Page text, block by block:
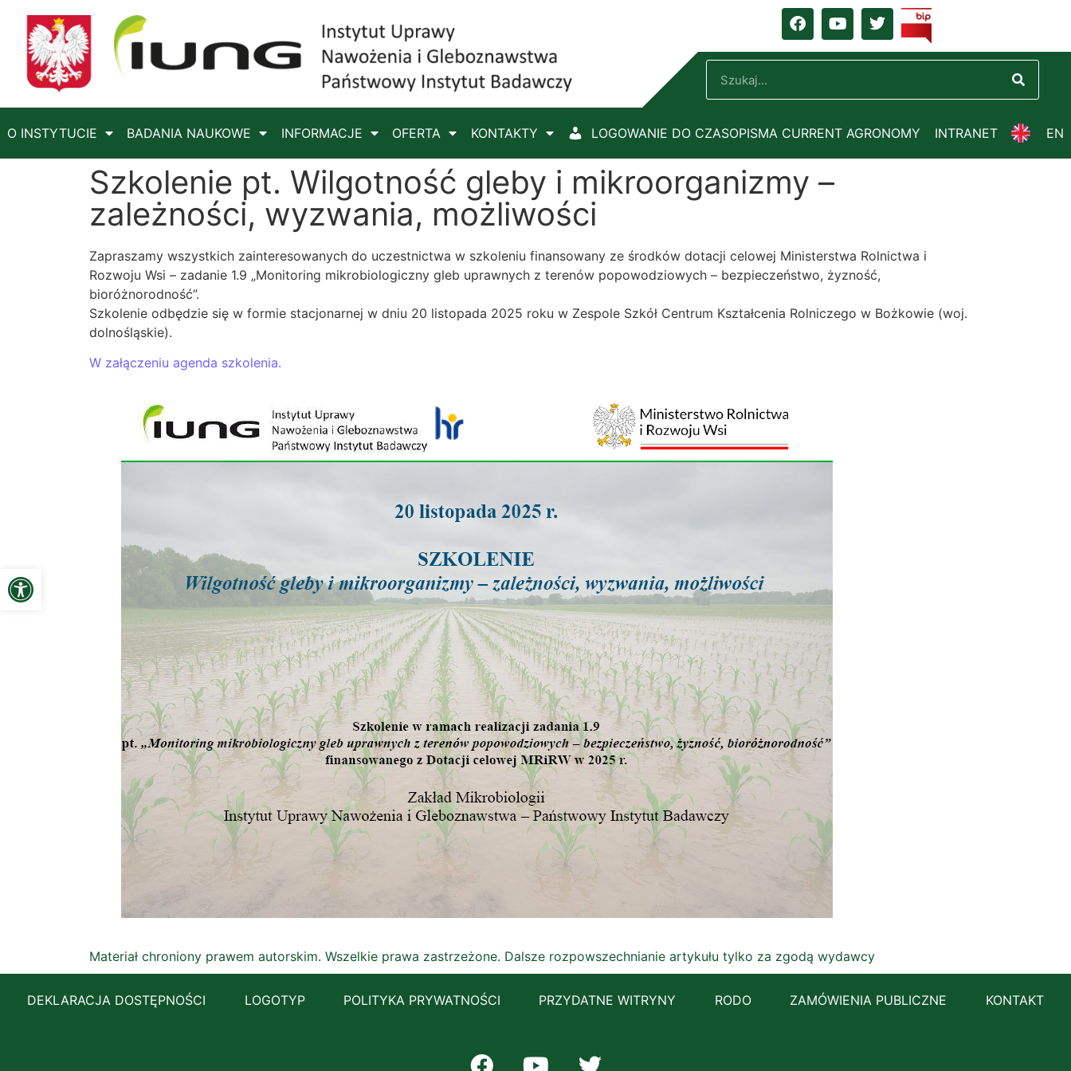
Open toolbar
O INSTYTUCIE BADANIA NAUKOWE INFORMACJE OFERTA KONTAKTY LOGOWANIE DO CZASOPISMA CURRENT AGRONOMY INTRANET EN
Szkolenie pt. Wilgotność gleby i mikroorganizmy –
zależności, wyzwania, możliwości
Zapraszamy wszystkich zainteresowanych do uczestnictwa w szkoleniu finansowany ze środków dotacji celowej Ministerstwa Rolnictwa i
Rozwoju Wsi – zadanie 1.9 „Monitoring mikrobiologiczny gleb uprawnych z terenów popowodziowych – bezpieczeństwo, żyzność,
bioróżnorodność”.
Szkolenie odbędzie się w formie stacjonarnej w dniu 20 listopada 2025 roku w Zespole Szkół Centrum Kształcenia Rolniczego w Bożkowie (woj.
dolnośląskie).
W załączeniu agenda szkolenia.
Materiał chroniony prawem autorskim. Wszelkie prawa zastrzeżone. Dalsze rozpowszechnianie artykułu tylko za zgodą wydawcy
DEKLARACJA DOSTĘPNOŚCI LOGOTYP POLITYKA PRYWATNOŚCI PRZYDATNE WITRYNY RODO ZAMÓWIENIA PUBLICZNE KONTAKT